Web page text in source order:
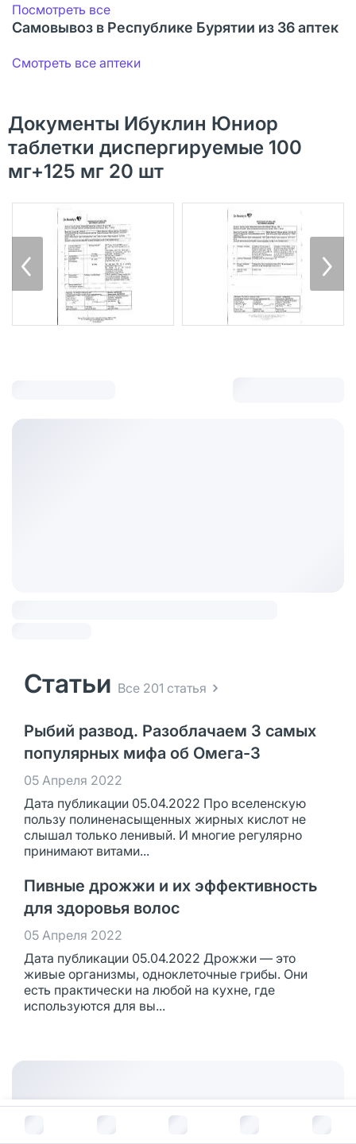
В корзину за руб.
Посмотреть все
Самовывоз в Республике Бурятии из 36 аптек
Смотреть все аптеки
Документы Ибуклин Юниор
таблетки диспергируемые 100
мг+125 мг 20 шт
Статьи Все 201 статья
Рыбий развод. Разоблачаем 3 самых
популярных мифа об Омега-3
05 Апреля 2022
Дата публикации 05.04.2022 Про вселенскую
пользу полиненасыщенных жирных кислот не
слышал только ленивый. И многие регулярно
принимают витами...
Пивные дрожжи и их эффективность
для здоровья волос
05 Апреля 2022
Дата публикации 05.04.2022 Дрожжи — это
живые организмы, одноклеточные грибы. Они
есть практически на любой на кухне, где
используются для вы...